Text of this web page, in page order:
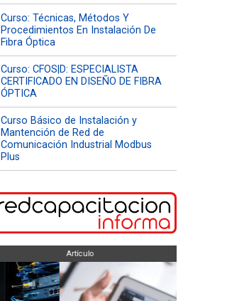
Curso: Técnicas, Métodos Y
Procedimientos En Instalación De
Fibra Óptica
Curso: CFOS|D: ESPECIALISTA
CERTIFICADO EN DISEÑO DE FIBRA
ÓPTICA
Curso Básico de Instalación y
Mantención de Red de
Comunicación Industrial Modbus
Plus